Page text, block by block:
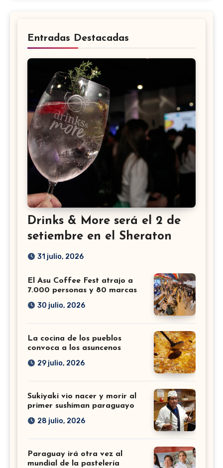
Entradas Destacadas
Drinks & More será el 2 de
setiembre en el Sheraton
31 julio, 2026
El Asu Coffee Fest atrajo a
7.000 personas y 80 marcas
30 julio, 2026
La cocina de los pueblos
convoca a los asuncenos
29 julio, 2026
Sukiyaki vio nacer y morir al
primer sushiman paraguayo
28 julio, 2026
Paraguay irá otra vez al
mundial de la pastelería